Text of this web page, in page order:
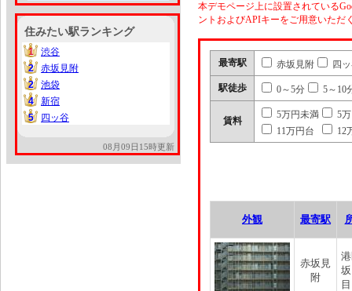
住みたい駅ランキング
1
1
渋谷
2
2
赤坂見附
2
2
池袋
4
4
新宿
5
5 四ッ谷
08月09日15時更新
本デモページ上に設置されている
ントおよびAPIキーをご用意いただ
最寄駅 赤坂見附 四
駅徒歩 0～5分 5～10
賃料
5万円未満
5
11万円台
12
外観 最寄駅
赤坂見
附
目